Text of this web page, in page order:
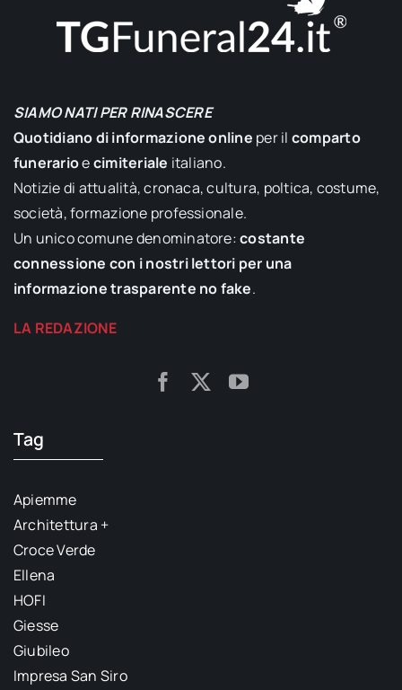
SIAMO NATI PER RINASCERE
Quotidiano di informazione online per il comparto
funerarioecimiteriale italiano.
Notizie di attualità, cronaca, cultura, poltica, costume,
società, formazione professionale.
Un unico comune denominatore:costante
connessione con i nostri lettori per una
informazione trasparente no fake.
LA REDAZIONE
Tag
Apiemme
Architettura +
Croce Verde
Ellena
HOFI
Giesse
Giubileo
Impresa San Siro